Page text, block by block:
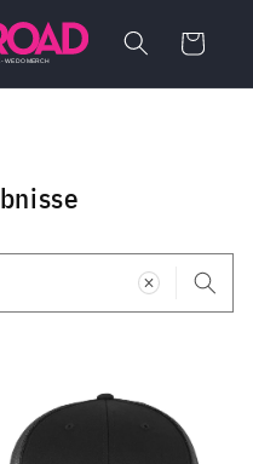
Warenkorb